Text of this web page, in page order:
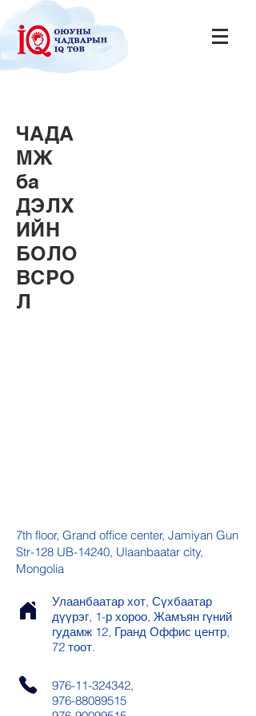
ЧАДА
МЖ
ба
ДЭЛХ
ИЙН
БОЛО
ВСРО
Л
7th floor, Grand office center, Jamiyan Gun
Str-128 UB-14240, Ulaanbaatar city,
Mongolia
Улаанбаатар хот, Сүхбаатар
дүүрэг, 1-р хороо, Жамъян гүний
гудамж 12, Гранд Оффис центр,
72 тоот.
976-11-324342,
976-88089515